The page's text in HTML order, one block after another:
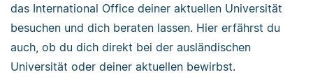
das International Office deiner aktuellen Universität
besuchen und dich beraten lassen. Hier erfährst du
auch, ob du dich direkt bei der ausländischen
Universität oder deiner aktuellen bewirbst.